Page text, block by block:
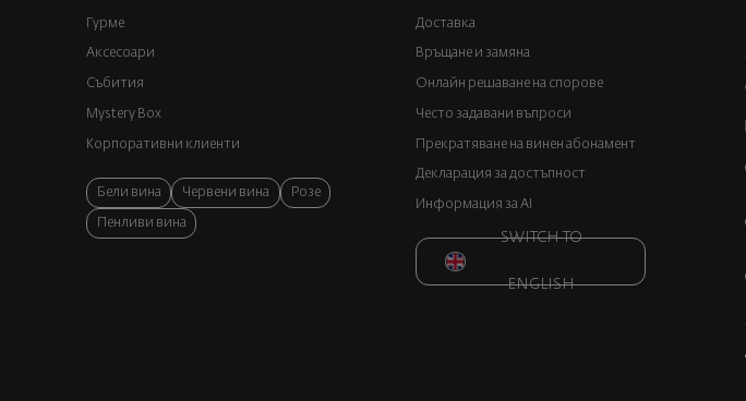
Гурме
Аксесоари
Събития
Mystery Box
Корпоративни клиенти
Бели вина Червени вина Розе
Пенливи вина
Доставка
Връщане и замяна
Онлайн решаване на спорове
Често задавани въпроси
Прекратяване на винен абонамент
Декларация за достъпност
Информация за AI
SWITCH TO
ENGLISH